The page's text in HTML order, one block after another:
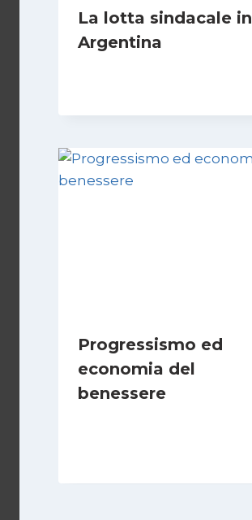
La lotta sindacale in
Argentina
Progressismo ed
economia del
benessere